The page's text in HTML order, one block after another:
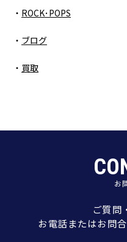
ROCK･POPS
ブログ
買取
お
ご質問
お電話またはお問